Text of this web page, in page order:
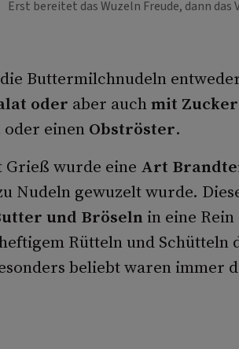
Erst bereitet das Wuzeln Freude, dann das
Buttermilchnudeln
oder aber auchmit Zucker
oder einen Obströster.
Grieß wurde eine Art
Nudeln gewuzelt wurde.
und Bröseln in eine
Rütteln und Schütteln
beliebt waren immer